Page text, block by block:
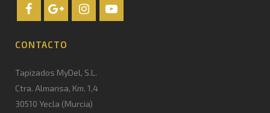
CONTACTO
Tapizados MyDel, S.L.
Ctra. Almansa, Km. 1,4
30510 Yecla (Murcia)